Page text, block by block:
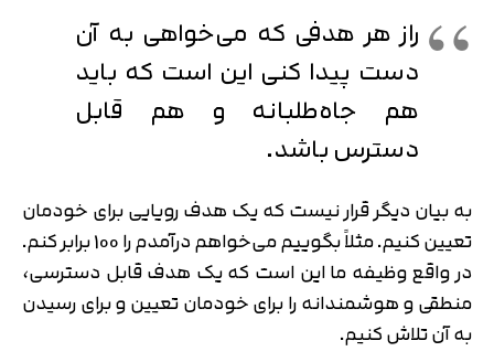
راز هر هدفی که می‌خواهی به آن
دست پیدا کنی این است که باید
هم جاه‌طلبانه و هم قابل
دسترس باشد.
به بیان دیگر قرار نیست که یک هدف رویایی برای خودمان
تعیین کنیم. مثلاً بگوییم می‌خواهم درآمدم را 100 برابر کنم.
در واقع وظیفه ما این است که یک هدف قابل دسترسی،
منطقی و هوشمندانه را برای خودمان تعیین و برای رسیدن
به آن تلاش کنیم.